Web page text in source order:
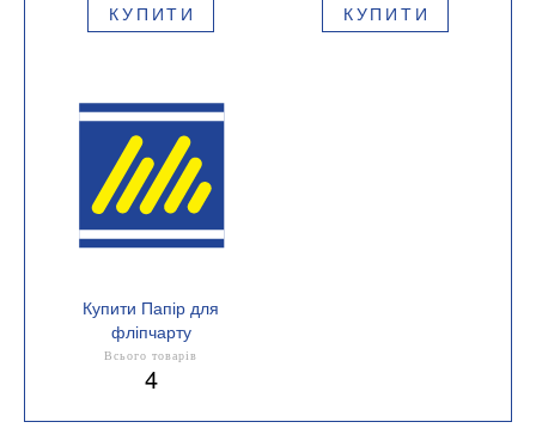
КУПИТИ КУПИТИ
Купити Папір для
фліпчарту
Кількість аркушів 10 шт.
Всього товарів
4